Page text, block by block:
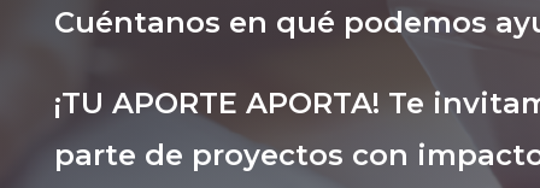
Cuéntanos en qué podemos
¡TU APORTE APORTA! Te
parte de proyectos con